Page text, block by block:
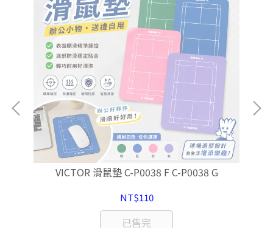
VICTOR 滑鼠墊 C-P0038 F C-P0038 G
NT$110
已售完